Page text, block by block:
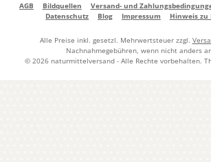
AGB Bildquellen Versand- und
Datenschutz
Blog Impressum Hinweis zu
Alle Preise inkl. gesetzl. Mehrwertsteuer zzgl.
Nachnahmegebühren, wenn nicht anders
© 2026 naturmittelversand - Alle Rechte vorbehalten.